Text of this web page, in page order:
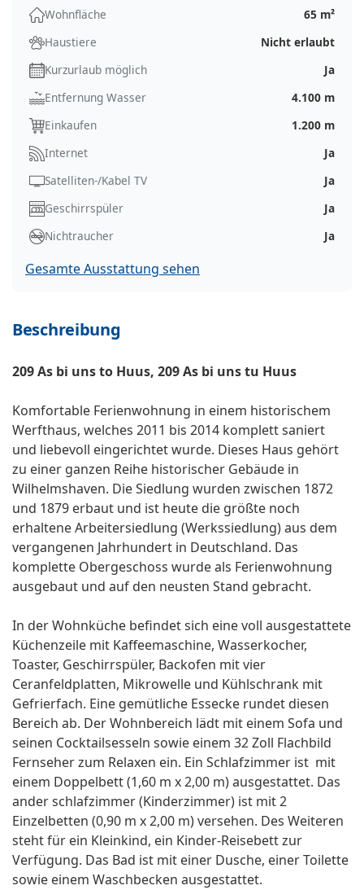
Wohnfläche
65 m²
Haustiere
Nicht erlaubt
Kurzurlaub möglich
Ja
Entfernung Wasser
4.100 m
Einkaufen
1.200 m
Internet
Ja
Satelliten-/Kabel TV
Ja
Geschirrspüler
Ja
Nichtraucher
Ja
Gesamte Ausstattung sehen
Beschreibung
209 As bi uns to Huus, 209 As bi uns tu Huus
Komfortable Ferienwohnung in einem historischem
Werfthaus, welches 2011 bis 2014 komplett saniert
und liebevoll eingerichtet wurde. Dieses Haus gehört
zu einer ganzen Reihe historischer Gebäude in
Wilhelmshaven. Die Siedlung wurden zwischen 1872
und 1879 erbaut und ist heute die größte noch
erhaltene Arbeitersiedlung (Werkssiedlung) aus dem
vergangenen Jahrhundert in Deutschland. Das
komplette Obergeschoss wurde als Ferienwohnung
ausgebaut und auf den neusten Stand gebracht.
In der Wohnküche befindet sich eine voll ausgestattete
Küchenzeile mit Kaffeemaschine, Wasserkocher,
Toaster, Geschirrspüler, Backofen mit vier
Ceranfeldplatten, Mikrowelle und Kühlschrank mit
Gefrierfach. Eine gemütliche Essecke rundet diesen
Bereich ab. Der Wohnbereich lädt mit einem Sofa und
seinen Cocktailsesseln sowie einem 32 Zoll Flachbild
Fernseher zum Relaxen ein. Ein Schlafzimmer ist mit
einem Doppelbett (1,60 m x 2,00 m) ausgestattet. Das
ander schlafzimmer (Kinderzimmer) ist mit 2
Einzelbetten (0,90 m x 2,00 m) versehen. Des Weiteren
steht für ein Kleinkind, ein Kinder-Reisebett zur
Verfügung. Das Bad ist mit einer Dusche, einer Toilette
sowie einem Waschbecken ausgestattet.